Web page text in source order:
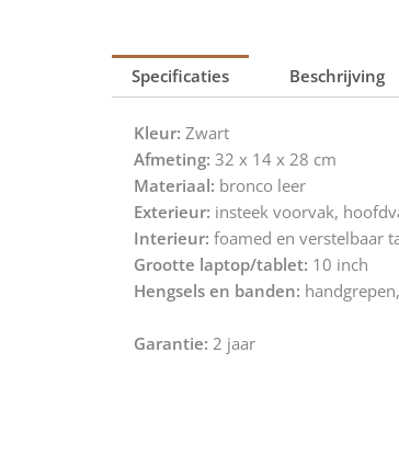
Specificaties Beschrijving
Kleur: Zwart
Afmeting: 32 x 14 x 28 cm
Materiaal: bronco leer
Exterieur: insteek voorvak,
Interieur: foamed en verstelbaar
Grootte laptop/tablet: 10 inch
Hengsels en banden:
Garantie: 2 jaar